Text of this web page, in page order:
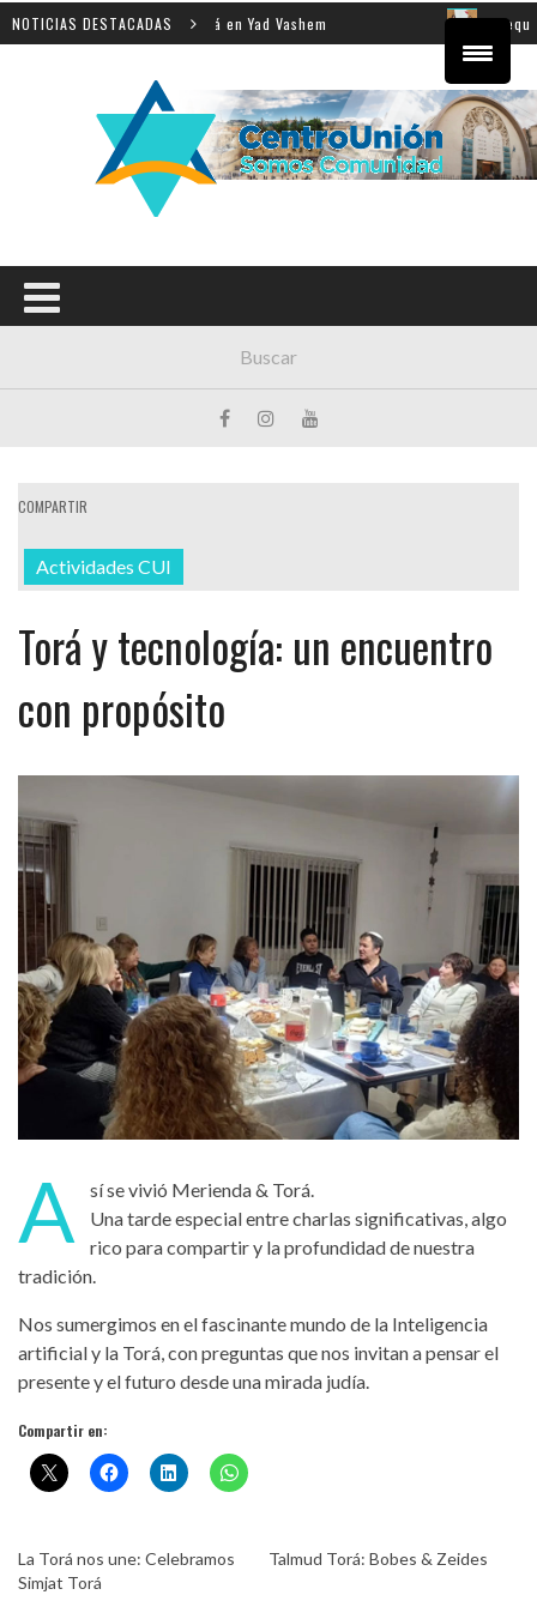
NOTICIAS DESTACADAS
enseñanza de la Shoá en Yad Vashem El equipo
COMPARTIR
Actividades CUI
Torá y tecnología: un encuentro
con propósito
A
sí se vivió Merienda & Torá.
Una tarde especial entre charlas significativas, algo
rico para compartir y la profundidad de nuestra
tradición.
Nos sumergimos en el fascinante mundo de la Inteligencia
artificial y la Torá, con preguntas que nos invitan a pensar el
presente y el futuro desde una mirada judía.
Compartir en:
La Torá nos une: Celebramos
Simjat Torá
Talmud Torá: Bobes & Zeides